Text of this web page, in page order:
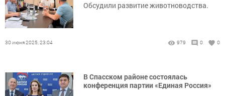
Обсудили развитие животноводства.
30 июня 2025, 23:04 979 0 0
В Спасском районе состоялась
конференция партии «Единая Россия»